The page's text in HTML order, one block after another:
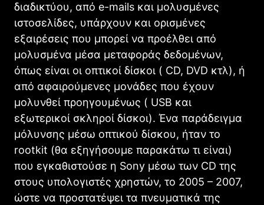
διαδικτύου, από e-mails και μολυσμένες
ιστοσελίδες, υπάρχουν και ορισμένες
εξαιρέσεις που μπορεί να προέλθει από
μολυσμένα μέσα μεταφοράς δεδομένων,
όπως είναι οι οπτικοί δίσκοι ( CD, DVD κτλ), ή
από αφαιρούμενες μονάδες που έχουν
μολυνθεί προηγουμένως ( USB και
εξωτερικοί σκληροί δίσκοι). Ένα παράδειγμα
μόλυνσης μέσω οπτικού δίσκου, ήταν το
rootkit (θα εξηγήσουμε παρακάτω τι είναι)
που εγκαθιστούσε η Sony μέσω των CD της
στους υπολογιστές χρηστών, το 2005 – 2007,
ώστε να προστατέψει τα πνευματικά της